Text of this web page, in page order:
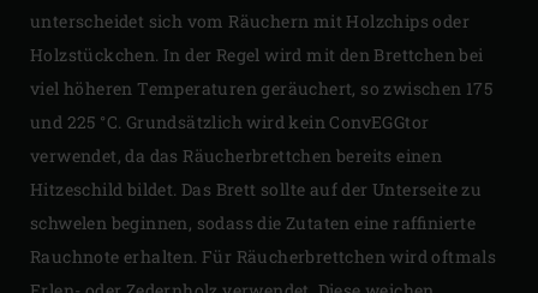
unterscheidet sich vom Räuchern mit Holzchips oder
Holzstückchen. In der Regel wird mit den Brettchen bei
viel höheren Temperaturen geräuchert, so zwischen 175
und 225 °C. Grundsätzlich wird kein ConvEGGtor
verwendet, da das Räucherbrettchen bereits einen
Hitzeschild bildet. Das Brett sollte auf der Unterseite zu
schwelen beginnen, sodass die Zutaten eine raffinierte
Rauchnote erhalten. Für Räucherbrettchen wird oftmals